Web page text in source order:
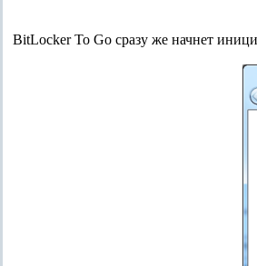
BitLocker To Go сразу же начнет